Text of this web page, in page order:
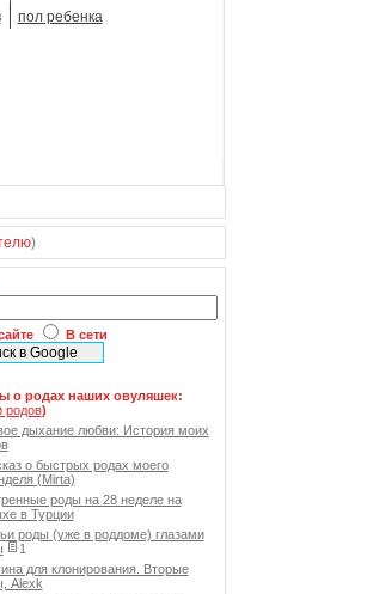
пол ребенка
)
В сети
о родах наших овуляшек:
родов)
дыхание любви: История моих
о быстрых родах моего
(Mirta)
роды на 28 неделе на
в Турции
роды (уже в роддоме) глазами
1
для клонирования. Вторые
Alexk